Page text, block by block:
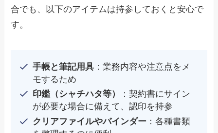
合でも、以下のアイテムは持参しておくと安心で
す。
手帳と筆記用具 ：業務内容や注意点をメ
モするため
印鑑（シャチハタ等）
：契約書にサイン
が必要な場合に備えて、認印を持参
クリアファイルやバインダー ：各種書類